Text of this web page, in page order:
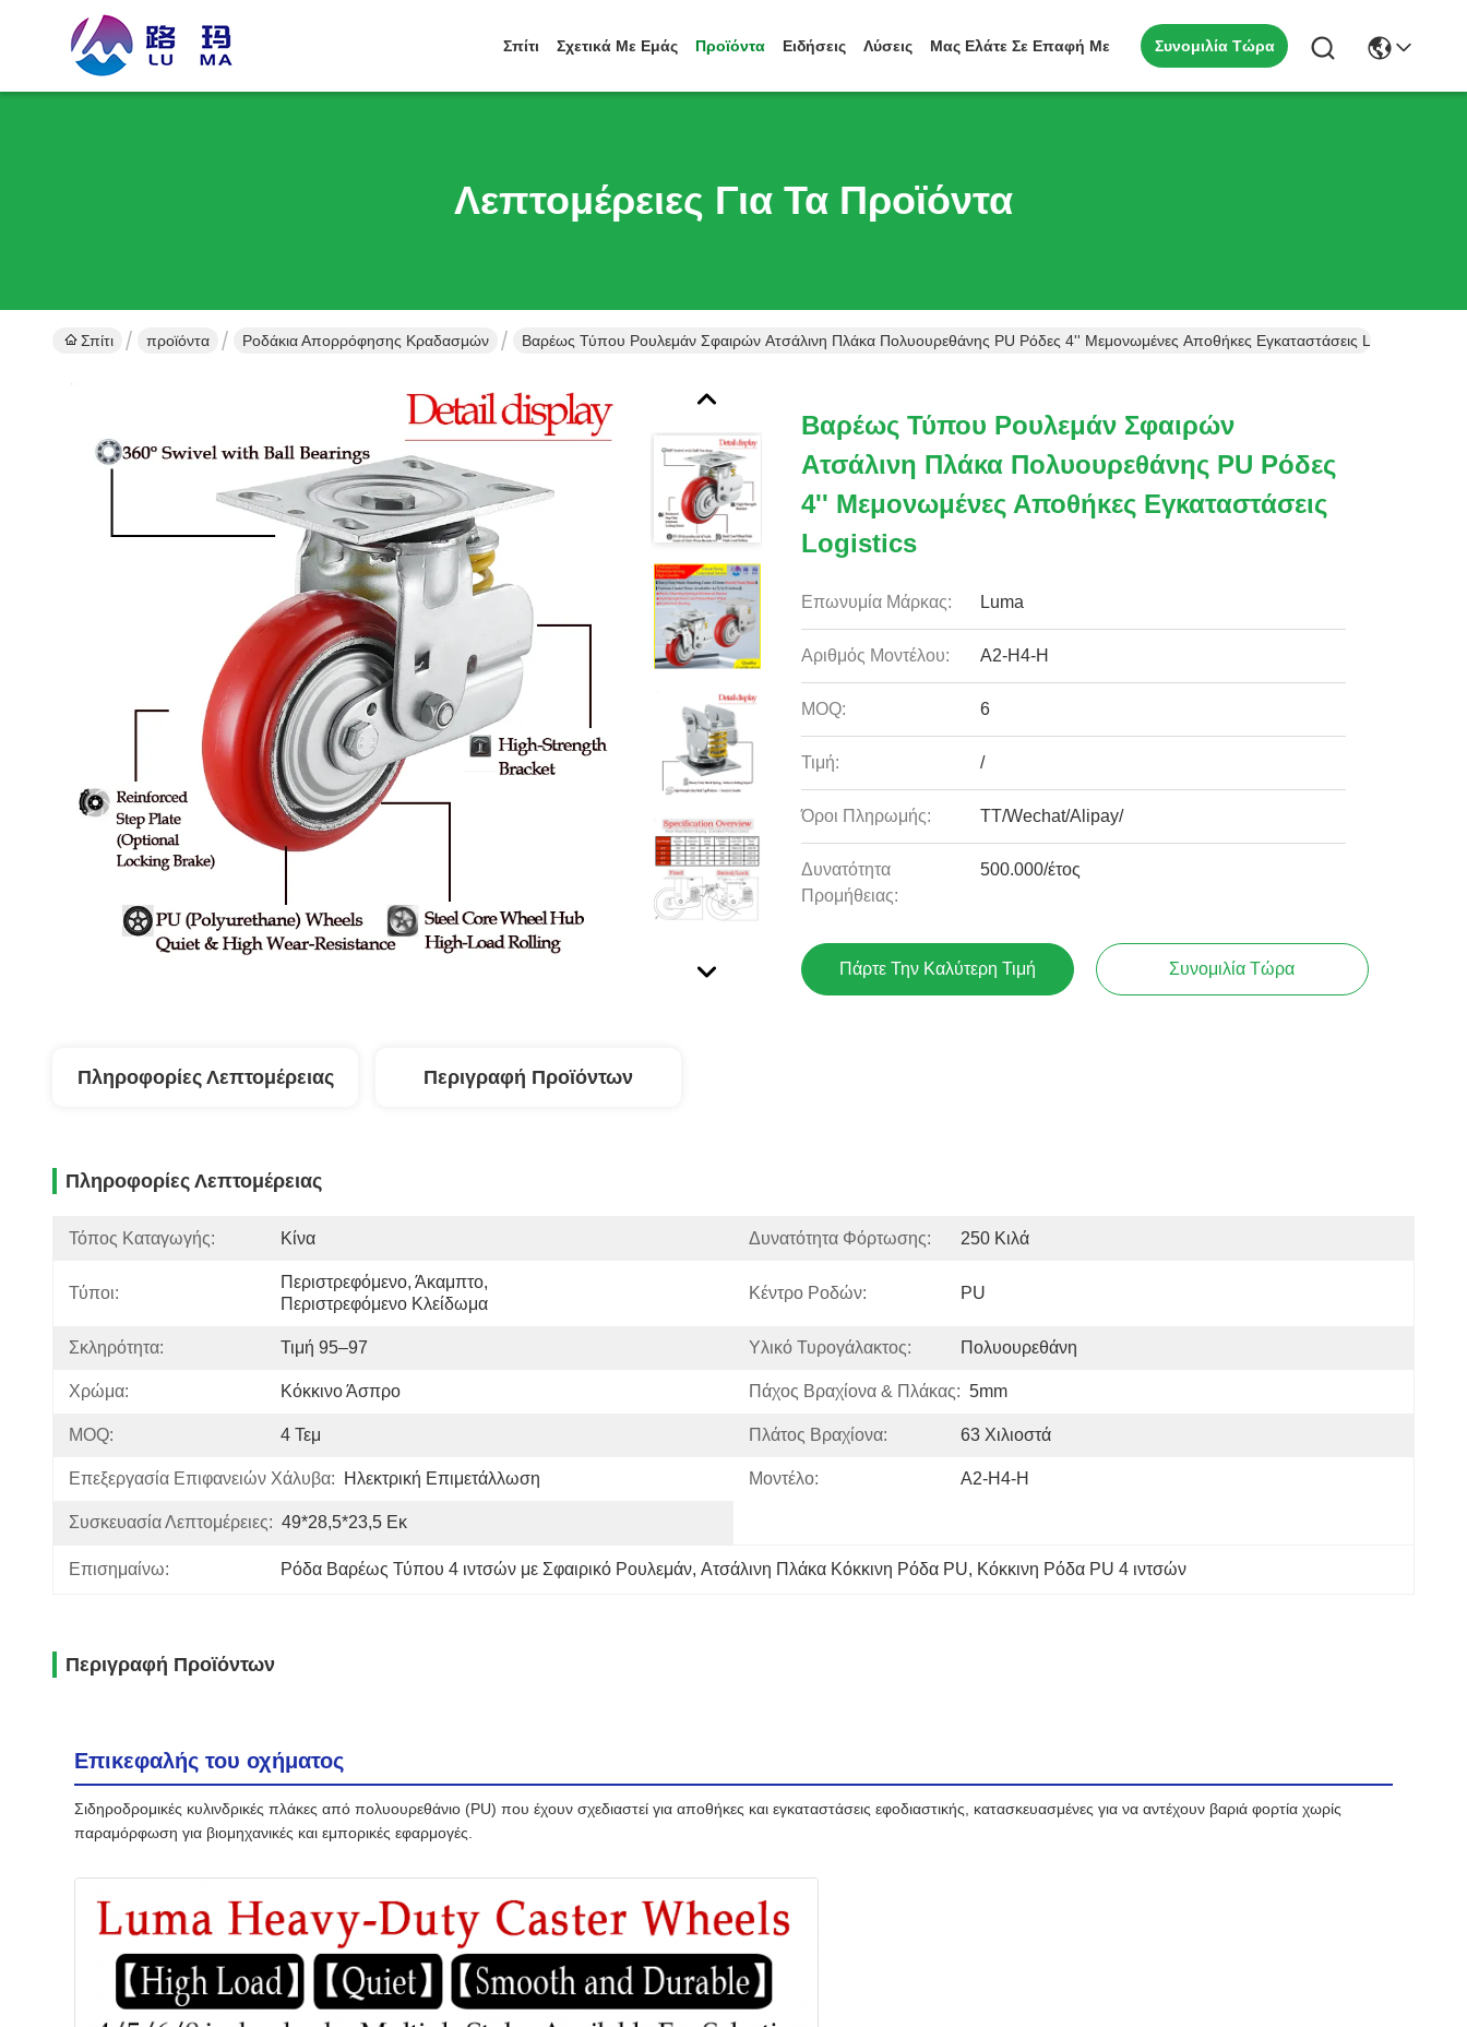
Σπίτι Σχετικά Με Εμάς Προϊόντα Ειδήσεις Λύσεις Μας Ελάτε Σε Επαφή Με Συνομιλία Τώρα
Λεπτομέρειες Για Τα Προϊόντα
Σπίτι προϊόντα Ροδάκια Απορρόφησης Κραδασμών Βαρέως Τύπου Ρουλεμάν Σφαιρών Ατσάλινη Πλάκα Πολυουρεθάνης PU Ρόδες 4'' Μεμονωμένες Αποθήκες Εγκαταστάσεις Logistics
Βαρέως Τύπου Ρουλεμάν Σφαιρών
Ατσάλινη Πλάκα Πολυουρεθάνης PU Ρόδες
4'' Μεμονωμένες Αποθήκες Εγκαταστάσεις
Logistics
Επωνυμία Μάρκας: Luma
Αριθμός Μοντέλου: Α2-Η4-Η
MOQ: 6
Τιμή: /
Όροι Πληρωμής: TT/Wechat/Alipay/
Δυνατότητα
Προμήθειας:
500.000/έτος
Πάρτε Την Καλύτερη Τιμή Συνομιλία Τώρα
Πληροφορίες Λεπτομέρειας Περιγραφή Προϊόντων
Πληροφορίες Λεπτομέρειας
Τόπος Καταγωγής: Κίνα Δυνατότητα Φόρτωσης: 250 Κιλά
Τύποι:
Περιστρεφόμενο, Άκαμπτο,
Περιστρεφόμενο Κλείδωμα
Κέντρο Ροδών: PU
Σκληρότητα: Τιμή 95–97 Υλικό Τυρογάλακτος: Πολυουρεθάνη
Χρώμα: Κόκκινο Άσπρο Πάχος Βραχίονα & Πλάκας: 5mm
MOQ: 4 Τεμ Πλάτος Βραχίονα: 63 Χιλιοστά
Επεξεργασία Επιφανειών Χάλυβα: Ηλεκτρική Επιμετάλλωση Μοντέλο: Α2-Η4-Η
Συσκευασία Λεπτομέρειες: 49*28,5*23,5 Εκ
Επισημαίνω: Ρόδα Βαρέως Τύπου 4 ιντσών με Σφαιρικό Ρουλεμάν, Ατσάλινη Πλάκα Κόκκινη Ρόδα PU, Κόκκινη Ρόδα PU 4 ιντσών
Περιγραφή Προϊόντων
Επικεφαλής του οχήματος
Σιδηροδρομικές κυλινδρικές πλάκες από πολυουρεθάνιο (PU) που έχουν σχεδιαστεί για αποθήκες και εγκαταστάσεις εφοδιαστικής, κατασκευασμένες για να αντέχουν βαριά φορτία χωρίς
παραμόρφωση για βιομηχανικές και εμπορικές εφαρμογές.